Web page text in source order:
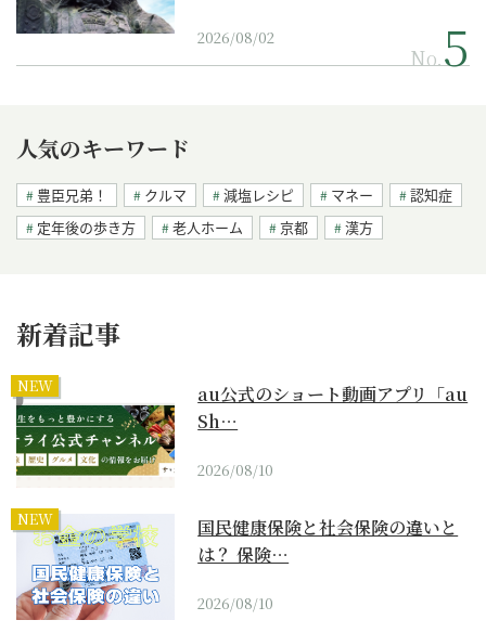
2026/08/02
No.
人気のキーワード
豊臣兄弟！ クルマ 減塩レシピ マネー
認知症
定年後の歩き方
老人ホーム 京都 漢方
新着記事
NEW
au公式のショート動画アプリ「au
Sh…
2026/08/10
NEW
国民健康保険と社会保険の違いと
は？ 保険…
2026/08/10